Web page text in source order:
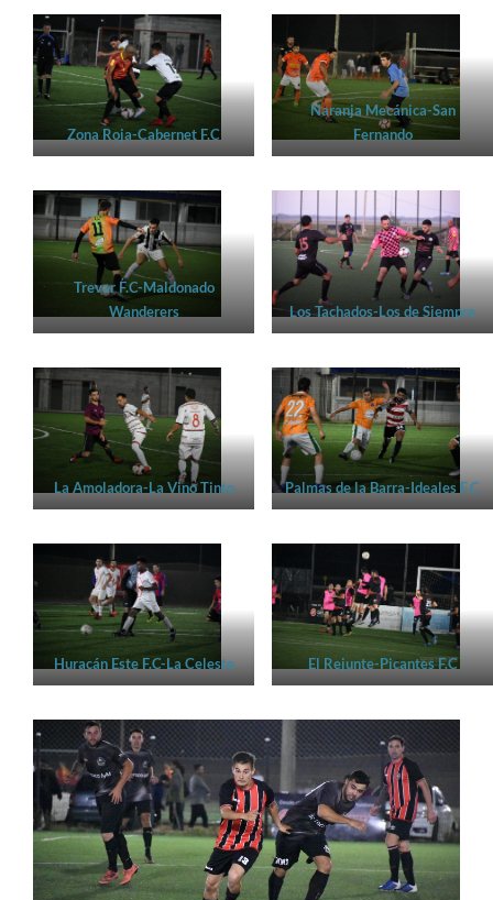
Zona Roja-Cabernet F.C
Naranja Mecánica-San
Fernando
Trevar F.C-Maldonado
Wanderers
Los Tachados-Los de Siempre
La Amoladora-La Vino Tinto Palmas de la Barra-Ideales F.C
Huracán Este F.C-La Celeste El Rejunte-Picantes F.C